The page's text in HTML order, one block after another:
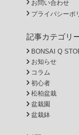
お問い合わせ
プライバシーポ
記事カテゴリ
BONSAI Q
お知らせ
コラム
初心者
松柏盆栽
盆栽園
盆栽鉢